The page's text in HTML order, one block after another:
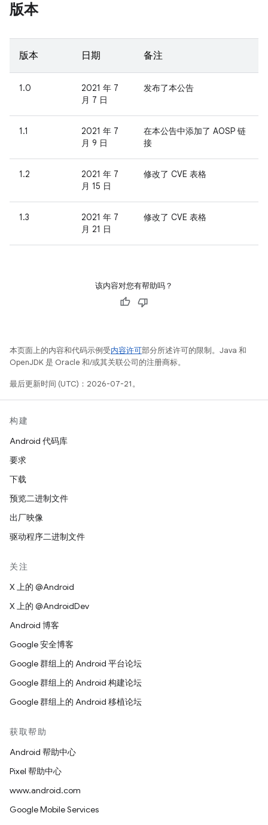
版本
版本 日期 备注
1.0
2021 年 7
月 7 日
发布了本公告
1.1
2021 年 7
月 9 日
在本公告中添加了 AOSP 链
接
1.2
2021 年 7
月 15 日
修改了 CVE 表格
1.3
2021 年 7
月 21 日
修改了 CVE 表格
该内容对您有帮助吗？
本页面上的内容和代码示例受内容许可部分所述许可的限制。Java 和
OpenJDK 是 Oracle 和/或其关联公司的注册商标。
最后更新时间 (UTC)：2026-07-21。
构建
Android 代码库
要求
下载
预览二进制文件
出厂映像
驱动程序二进制文件
关注
X 上的 @Android
X 上的 @AndroidDev
Android 博客
Google 安全博客
Google 群组上的 Android 平台论坛
Google 群组上的 Android 构建论坛
Google 群组上的 Android 移植论坛
获取帮助
Android 帮助中心
Pixel 帮助中心
www.android.com
Google Mobile Services